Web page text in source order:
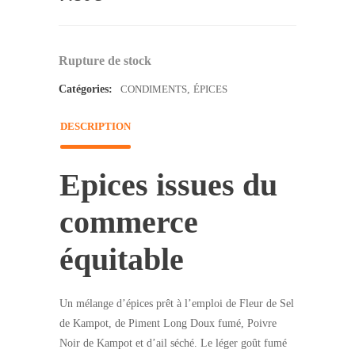
Rupture de stock
Catégories: CONDIMENTS ÉPICES
DESCRIPTION
Epices issues du
commerce
équitable
Un mélange d’épices prêt à l’emploi de Fleur de Sel
de Kampot, de Piment Long Doux fumé, Poivre
Noir de Kampot et d’ail séché. Le léger goût fumé